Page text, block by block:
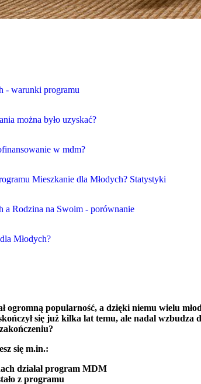
- warunki programu
można było uzyskać?
w mdm?
Mieszkanie dla Młodych? Statystyki
a Rodzina na Swoim - porównanie
Młodych?
ogromną popularność, a dzięki niemu wielu
się już kilka lat temu, ale nadal wzbudza
się m.in.:
działał program MDM
z programu